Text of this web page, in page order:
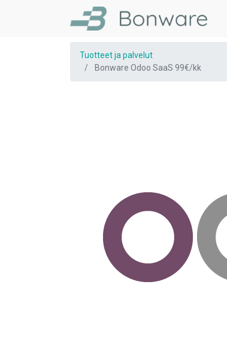
Tuotteet ja palvelut
Bonware Odoo SaaS 99€/kk